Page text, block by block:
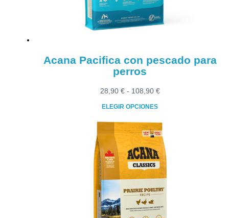
en
la
página
Acana Pacifica con pescado para
perros
28,90 € - 108,90 €Rango
desde
28,90 €
hasta
108,90 €
ELEGIR OPCIONES
Este
producto
múltiples
variantes.
Las
opciones
se
pueden